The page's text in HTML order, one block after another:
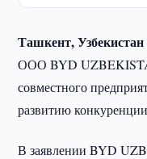
Ташкент,
ООО BYD
совместного
развитию
В заявлении BYD